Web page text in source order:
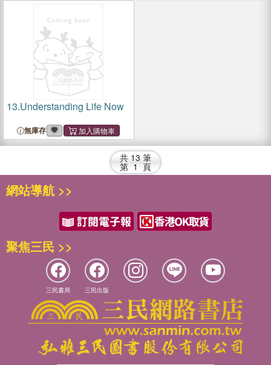
13.Understanding Life Now
無庫存
共 13 筆
第 1 頁
網站導航 >>
聚焦三民 >>
三民書局 三民出版